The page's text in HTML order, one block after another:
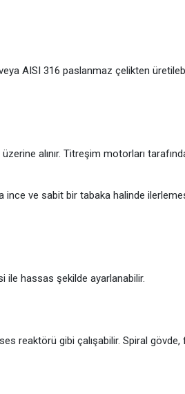
AISI 316 paslanmaz çelikten
alınır. Titreşim motorları
ve sabit bir tabaka halinde
ile hassas şekilde ayarlanabilir.
reaktörü gibi çalışabilir. Spiral